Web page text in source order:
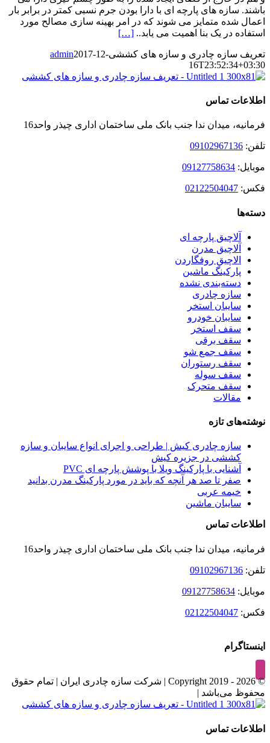
باشند. سازه های پارچه ای با دارا بودن جرم نسبی کمتر در برابر بار
اعمال شده متمایز می شوند که در امر بهینه سازی مصالح مورد
استفاده در یک بنا اهمیت می یابد.. […]
تعریف سازه چادری و سازه های کششی admin2017-12-
16T23:52:34+03:30
اطلاعات تماس
فرمانیه، میدان ندا جنب بانک ملی ساختمان اداری چیذر واحد16
تلفن: 09102967136
موبایل: 09127758634
فکس: 02122504047
دسته‌ها
آلاچیق پارچه ای
آلاچیق مدرن
الاچیق روفگاردن
پارکینگ ماشین
دسته‌بندی نشده
سازه چادری
سایبان استخر
سایبان خودرو
سقف استخر
سقف برقی
سقف جمع شو
سقف رستوران
سقف سوله
سقف متحرک
مقالات
نوشته‌های تازه
سازه چادری کیش | طراحی و اجرای انواع سایبان و سازه
کششی در جزیره کیش
آشنایی با پارکینگ ویلا با پوشش پارچه ای PVC
صفر تا صد هر آنچه که باید در مورد پارکینگ مدرن بدانید
خیمه عربی
سایبان ماشین
اطلاعات تماس
فرمانیه، میدان ندا جنب بانک ملی ساختمان اداری چیذر واحد16
تلفن: 09102967136
موبایل: 09127758634
فکس: 02122504047
اینستاگرام
© Copyright 2019 -
2026 | شرکت سازه چادری ایران | تمام حقوق
محفوظ می‌باشد |
Instagram
تلفن
تغییر
ناحیه
اطلاعات تماس